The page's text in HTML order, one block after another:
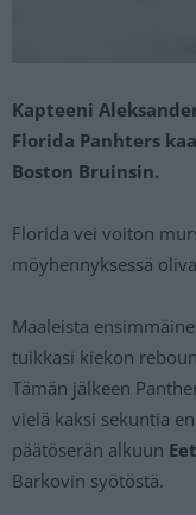
Kapteeni
Florida Panhters
Boston Bruinsin.
Florida vei voiton
möyhennyksessä
Maaleista
tuikkasi kiekon
Tämän jälkeen
vielä kaksi sekuntia
päätöserän alkuun
Barkovin syötöstä.